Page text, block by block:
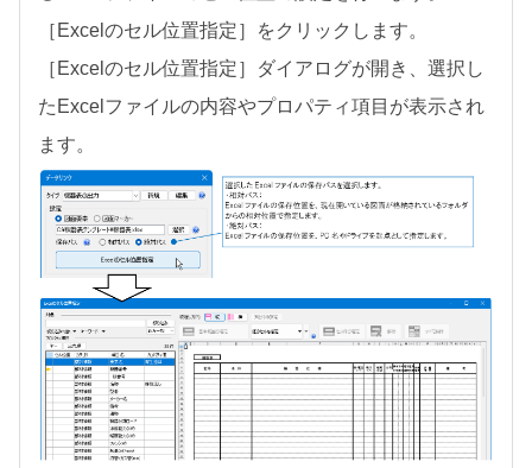
［Excelのセル位置指定］をクリックします。
［Excelのセル位置指定］ダイアログが開き、選択し
たExcelファイルの内容やプロパティ項目が表示され
ます。